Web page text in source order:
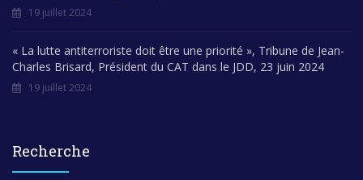
19 juillet 2024
« La lutte antiterroriste doit être une priorité », Tribune de Jean-
Charles Brisard, Président du CAT dans le JDD, 23 juin 2024
19 juillet 2024
Recherche